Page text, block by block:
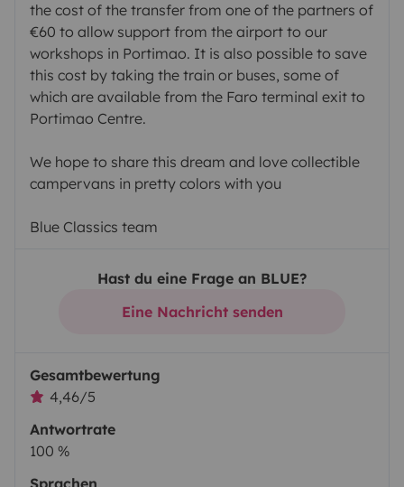
the cost of the transfer from one of the partners of
€60 to allow support from the airport to our
workshops in Portimao. It is also possible to save
this cost by taking the train or buses, some of
which are available from the Faro terminal exit to
Portimao Centre.
We hope to share this dream and love collectible
campervans in pretty colors with you
Blue Classics team
Hast du eine Frage an BLUE?
Eine Nachricht senden
Gesamtbewertung
4,46/5
Antwortrate
100 %
Sprachen